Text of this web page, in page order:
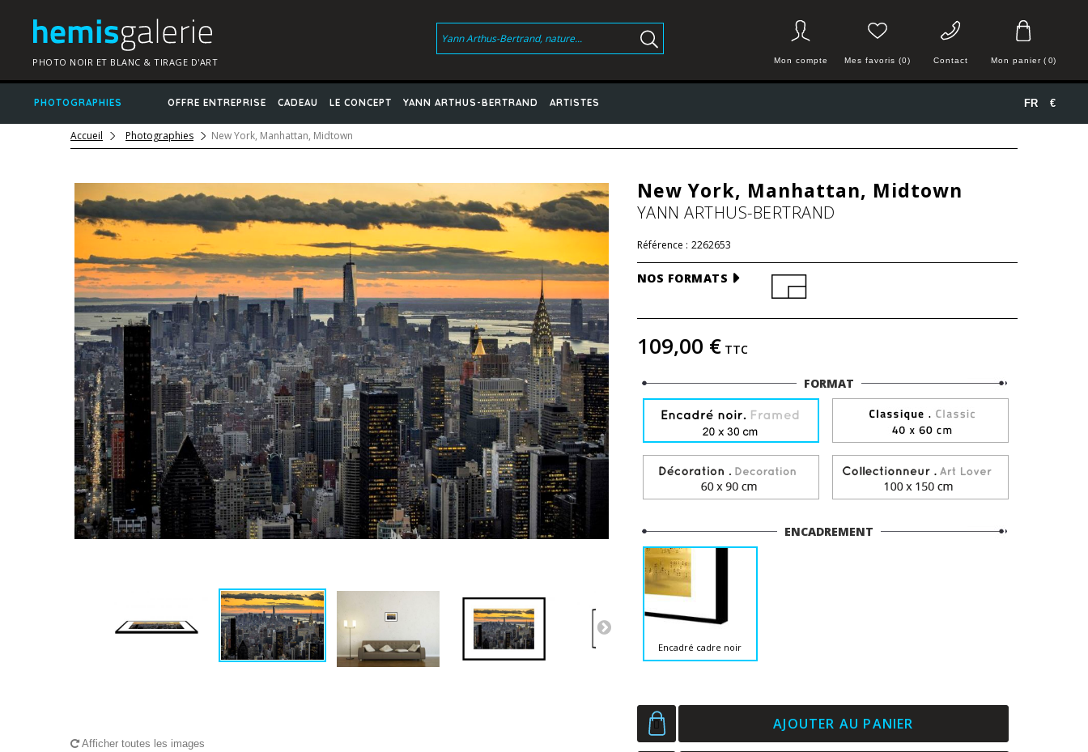
PHOTO NOIR ET BLANC & TIRAGE D'ART Mon panier ( 0)
Contact
Mes favoris (0)
Mon compte
PHOTOGRAPHIES OFFRE ENTREPRISE CADEAU LE CONCEPT YANN ARTHUS-BERTRAND ARTISTES €
FR
Accueil Photographies New York, Manhattan, Midtown
Afficher toutes les images
New York, Manhattan, Midtown
YANN ARTHUS-BERTRAND
Référence : 2262653
NOS FORMATS
109,00 € TTC
FORMAT
ENCADREMENT
Encadré cadre noir
AJOUTER AU PANIER